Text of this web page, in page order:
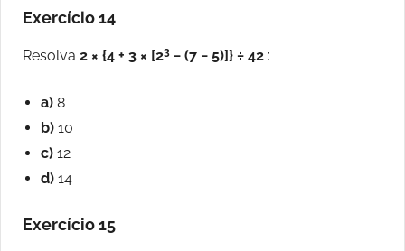
Exercício 14
Resolva 2 × {4 + 3 × [23 − (7 − 5)]} ÷ 42 :
a) 8
b) 10
c) 12
d) 14
Exercício 15